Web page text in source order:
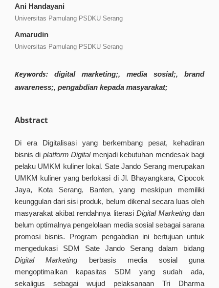
Ani Handayani
Universitas Pamulang PSDKU Serang
Amarudin
Universitas Pamulang PSDKU Serang
Keywords: digital marketing;, media sosial;, brand
awareness;, pengabdian kepada masyarakat;
Abstract
Di era Digitalisasi yang berkembang pesat, kehadiran
bisnis di platform Digitalmenjadi kebutuhan mendesak bagi
pelaku UMKM kuliner lokal. Sate Jando Serang merupakan
UMKM kuliner yang berlokasi di Jl. Bhayangkara, Cipocok
Jaya, Kota Serang, Banten, yang meskipun memiliki
keunggulan dari sisi produk, belum dikenal secara luas oleh
masyarakat akibat rendahnya literasi Digital Marketingdan
belum optimalnya pengelolaan media sosial sebagai sarana
promosi bisnis. Program pengabdian ini bertujuan untuk
mengedukasi SDM Sate Jando Serang dalam bidang
Digital Marketing berbasis media sosial guna
mengoptimalkan kapasitas SDM yang sudah ada,
sekaligus sebagai wujud pelaksanaan Tri Dharma